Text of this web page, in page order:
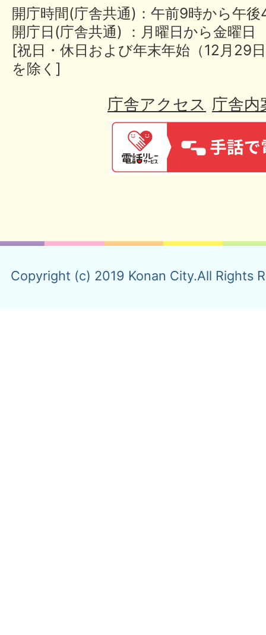
開庁時間(庁舎共通)：午前9時から午
開庁日(庁舎共通) ：月曜日から金曜日
[祝日・休日および年末年始（12月29
を除く]
庁舎アクセス 庁舎内
Copyright (c) 2019 Konan City.All Rights